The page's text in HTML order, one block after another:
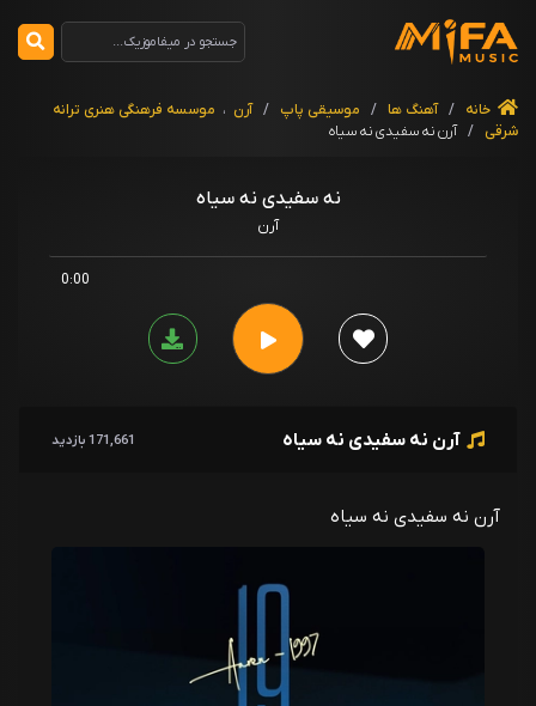
خانه / آهنگ ها / موسیقی پاپ / آرن ، موسسه فرهنگی هنری ترانه
شرقی
/ آرن نه سفیدی نه سیاه
نه سفیدی نه سیاه
آرن
0:00
آرن نه سفیدی نه سیاه 171,661 بازدید
آرن نه سفیدی نه سیاه